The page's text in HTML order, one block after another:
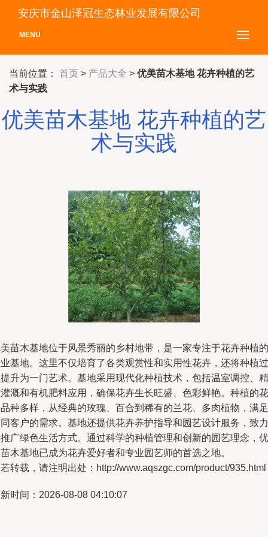
安庆市金山泽冠生态林业发展有限公司
MENU
当前位置： 首页 > 产品大全 > 优美苗木基地 花卉种植的艺
术与实践
优美苗木基地 花卉种植的艺
术与实践
苗木基地位于风景秀丽的乡村地带，是一家专注于花卉种植的
基地。这里不仅培育了各类观赏性和实用性花卉，还将种植过
升为一门艺术。基地采用现代化种植技术，包括温室调控、精
溉和有机肥料应用，确保花卉生长旺盛、色彩鲜艳。种植的花
种多样，从经典的玫瑰、百合到稀有的兰花、多肉植物，满足
客户的需求。基地还提供花卉养护指导和园艺设计服务，致力
广绿色生活方式。通过科学的种植管理和创新的园艺理念，优
木基地已成为花卉爱好者和专业园艺师的首选之地。
转载，请注明出处：http://www.aqszgc.com/product/935.html
时间：2026-08-08 04:10:07